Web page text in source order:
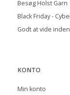
Besøg Holst Garn
Black Friday -
Godt at vide
KONTO
Min konto